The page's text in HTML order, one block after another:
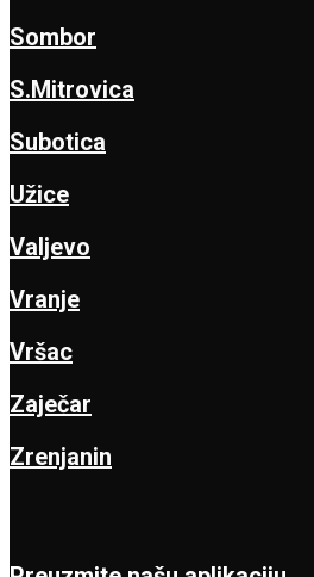
Sombor
S.Mitrovica
Subotica
Užice
Valjevo
Vranje
Vršac
Zaječar
Zrenjanin